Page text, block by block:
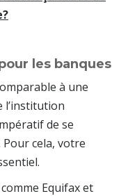
les banques
à une
l’institution
de se
cela, votre
Equifax et